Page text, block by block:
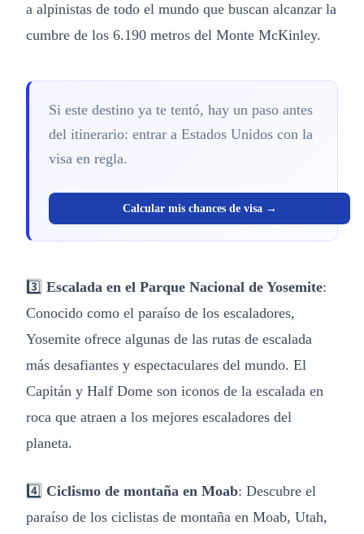
a alpinistas de todo el mundo que buscan alcanzar la
cumbre de los 6.190 metros del Monte McKinley.
Si este destino ya te tentó, hay un paso antes
del itinerario: entrar a Estados Unidos con la
visa en regla.
Calcular mis chances de visa →
3️⃣ Escalada en el Parque Nacional de Yosemite:
Conocido como el paraíso de los escaladores,
Yosemite ofrece algunas de las rutas de escalada
más desafiantes y espectaculares del mundo. El
Capitán y Half Dome son iconos de la escalada en
roca que atraen a los mejores escaladores del
planeta.
4️⃣ Ciclismo de montaña en Moab: Descubre el
paraíso de los ciclistas de montaña en Moab, Utah,